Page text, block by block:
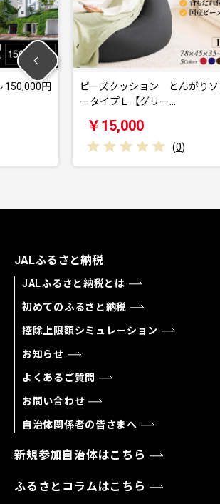
ョン とんがりソファ
R4-30-4 ビーズ
りソファー…
JALふるさと納税
JALふるさと納税とは
初めてのふるさと納税
控除上限額シミュレーション
お知らせ
よくあるご質問
お問い合わせ
自治体関係者の皆さまへ
新規参加自治体はこちら
ふるさとコラムはこちら